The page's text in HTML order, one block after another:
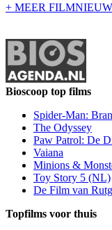
+ MEER
Bioscoop top films
Spider-Man:
The Odyssey
Paw Patrol: De
Vaiana
Minions &
Toy Story 5 (NL)
De Film van
Topfilms voor thuis